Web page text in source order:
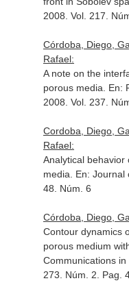
2008. Vol. 217.
Córdoba, Diego,
Rafael:
A note on the
porous media. En:
2008. Vol. 237.
Cordoba, Diego,
Rafael:
Analytical behavior
media. En: Journal
48. Núm. 6
Córdoba, Diego,
Contour dynamics
porous medium
Communications
273. Núm. 2. Pag.